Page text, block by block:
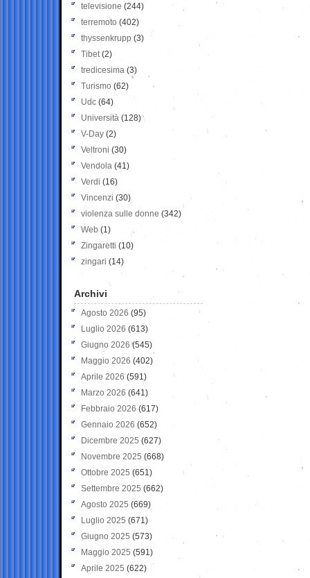
televisione(244)
terremoto (402)
thyssenkrupp (3)
Tibet(2)
tredicesima (3)
Turismo (62)
Udc (64)
Università (128)
V-Day (2)
Veltroni (30)
Vendola (41)
Verdi (16)
Vincenzi (30)
violenza sulle donne (342)
Web (1)
Zingaretti (10)
zingari (14)
Archivi
Agosto 2026 (95)
Luglio 2026 (613)
Giugno 2026 (545)
Maggio 2026 (402)
Aprile 2026 (591)
Marzo 2026 (641)
Febbraio 2026 (617)
Gennaio 2026 (652)
Dicembre 2025 (627)
Novembre 2025 (668)
Ottobre 2025 (651)
Settembre 2025 (662)
Agosto 2025 (669)
Luglio 2025 (671)
Giugno 2025 (573)
Maggio 2025 (591)
Aprile 2025 (622)